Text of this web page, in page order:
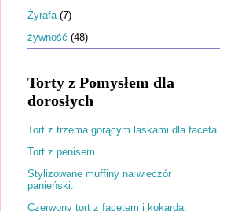
Żyrafa (7)
żywność (48)
Torty z Pomysłem dla
dorosłych
Tort z trzema gorącym laskami dla faceta.
Tort z penisem.
Stylizowane muffiny na wieczór
panieński.
Czerwony tort z facetem i kokardą.